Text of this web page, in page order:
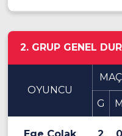
2. GRUP GENEL
OYUNCU
MAÇ
G
M